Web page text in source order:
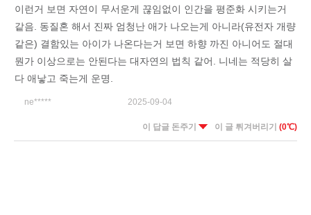
이런거 보면 자연이 무서운게 끊임없이 인간을 평준화 시키는거
같음. 동질혼 해서 진짜 엄청난 애가 나오는게 아니라(유전자 개량
같은) 결함있는 아이가 나온다는거 보면 하향 까진 아니어도 절대
뭔가 이상으로는 안된다는 대자연의 법칙 같어. 니네는 적당히 살
다 애낳고 죽는게 운명.
ne***** 2025-09-04
이 답글 돈주기 이 글 튀겨버리기 (0℃)